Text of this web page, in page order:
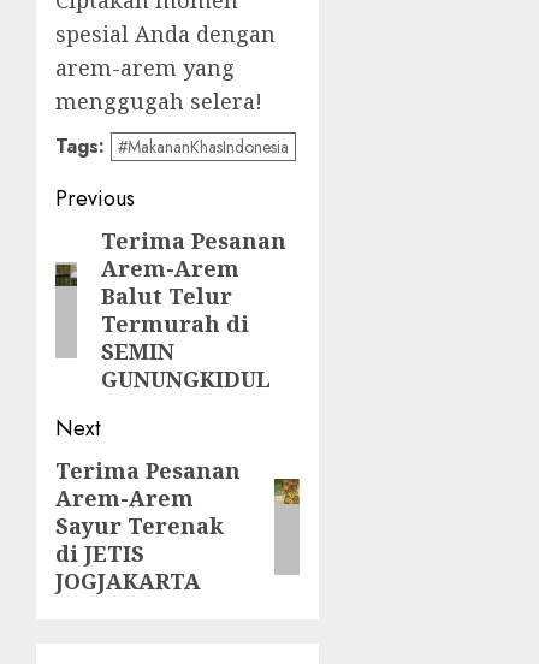
spesial Anda dengan
arem-arem yang
menggugah selera!
Tags: #MakananKhasIndonesia
Post
navigation
Previous
Previous
post:
Terima Pesanan
Arem-Arem
Balut Telur
Termurah di
SEMIN
GUNUNGKIDUL
Next
Next
post:
Terima Pesanan
Arem-Arem
Sayur Terenak
di JETIS
JOGJAKARTA